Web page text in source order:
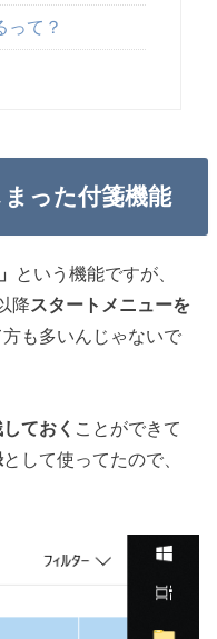
って？
った付箋機能
という機能ですが、
降スタートメニューを
も多いんじゃないで
ておく ことができて
として使ってたので、